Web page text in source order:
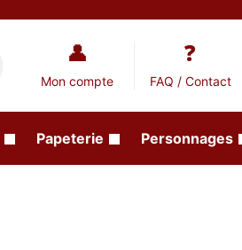
Mon compte FAQ / Contact
Papeterie Personnages